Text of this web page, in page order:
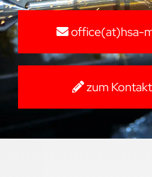
office(at)hsa-
zum